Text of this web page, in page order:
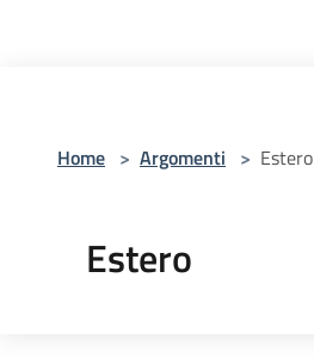
Home > Argomenti > Estero
Estero